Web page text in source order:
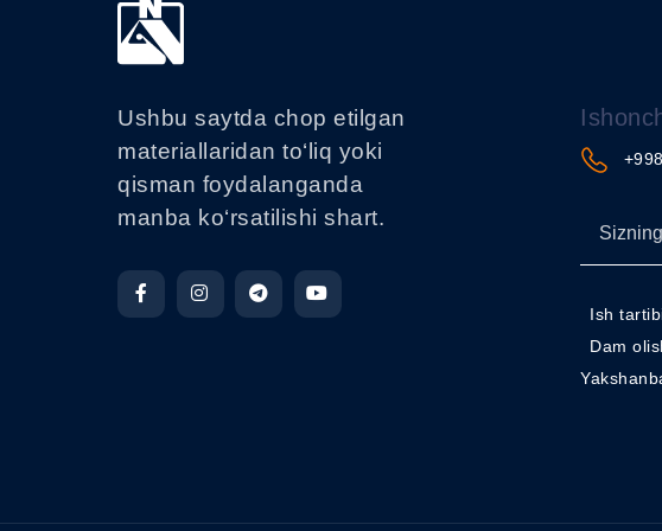
Ushbu saytda chop etilgan
materiallaridan to‘liq yoki
qisman foydalanganda
manba ko‘rsatilishi shart.
Ish
Dam